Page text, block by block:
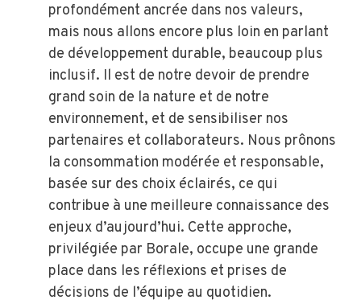
profondément ancrée dans nos valeurs,
mais nous allons encore plus loin en parlant
de développement durable, beaucoup plus
inclusif. Il est de notre devoir de prendre
grand soin de la nature et de notre
environnement, et de sensibiliser nos
partenaires et collaborateurs. Nous prônons
la consommation modérée et responsable,
basée sur des choix éclairés, ce qui
contribue à une meilleure connaissance des
enjeux d’aujourd’hui. Cette approche,
privilégiée par Borale, occupe une grande
place dans les réflexions et prises de
décisions de l’équipe au quotidien.